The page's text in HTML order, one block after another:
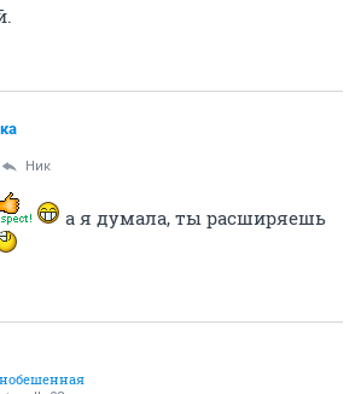
Ник
а я думала, ты расширяешь